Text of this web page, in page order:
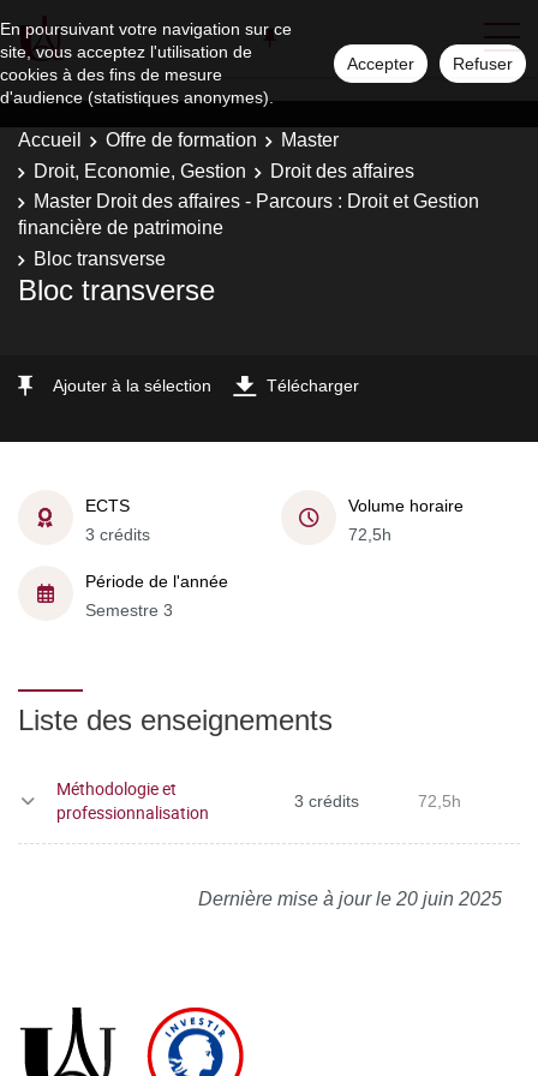
En poursuivant votre navigation sur ce
site, vous acceptez l'utilisation de
cookies à des fins de mesure
d'audience (statistiques anonymes).
Accepter Refuser
Accueil Offre de formation
Master
Droit, Economie, Gestion
Droit des affaires
Master Droit des affaires - Parcours : Droit et Gestion
financière de patrimoine
Bloc transverse
Bloc transverse
Ajouter à la sélection Télécharger
ECTS
3 crédits
Volume horaire
72,5h
Période de l'année
Semestre 3
Liste des enseignements
Méthodologie et
professionnalisation
3 crédits 72,5h
Dernière mise à jour le 20 juin 2025